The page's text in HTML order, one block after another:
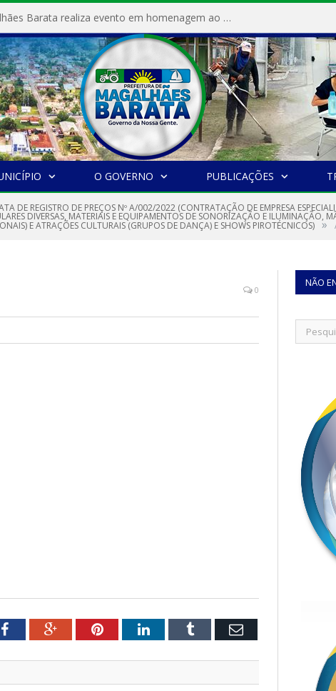
Prefeitura de Magalhães Barata realiza evento em homenagem ao Dia Internacional da Mulher
O GOVERNO PUBLICAÇÕES
DE REGISTRO DE PREÇOS Nº A/002/2022 (CONTRATAÇÃO DE EMPRESA
DIVERSAS, MATERIAIS E EQUIPAMENTOS DE SONORIZAÇÃO E ILUMINAÇÃO,
E ATRAÇÕES CULTURAIS (GRUPOS DE DANÇA) E SHOWS PIROTÉCNICOS) »
0
FacebookGoogle+PinterestLinkedInTumblr Email
NÃO